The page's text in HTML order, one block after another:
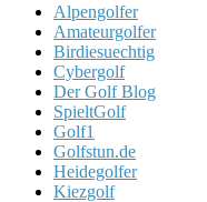
Alpengolfer
Amateurgolfer
Birdiesuechtig
Cybergolf
Der Golf Blog
SpieltGolf
Golf1
Golfstun.de
Heidegolfer
Kiezgolf